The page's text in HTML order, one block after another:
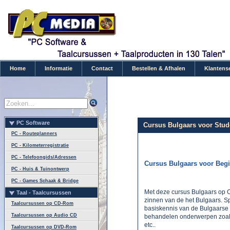
Home Informatie Contact Bestellen & Afhalen
PC Software
PC - Routeplanners
PC - Kilometerregistratie
PC - Telefoongids/Adressen
PC - Huis & Tuinontwerp
PC - Games Schaak & Bridge
Taal - Taalcursussen
Taalcursussen op CD-Rom
Taalcursussen op Audio CD
Taalcursussen op DVD-Rom
Cursus Bulgaars voor
Cursus Bulgaars voor
Met deze cursus Bulgaars op
zinnen van de het Bulgaars.
basiskennis van de
behandelen onderwerpen
etc..